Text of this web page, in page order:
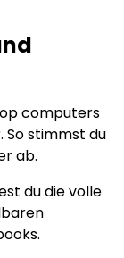
computers
So stimmst du
ab.
du die volle